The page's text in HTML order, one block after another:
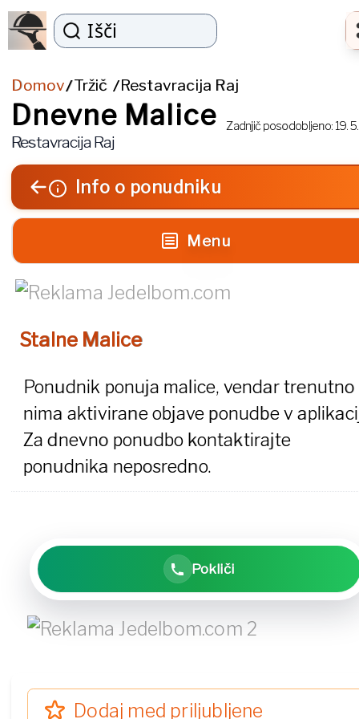
Išči
Domov/Tržič /Restavracija Raj
Dnevne Malice
Restavracija Raj
Zadnjič posodobljeno: 19.
Info o ponudniku
Menu
Stalne Malice
Ponudnik ponuja malice, vendar trenutno
nima aktivirane objave ponudbe v
Za dnevno ponudbo kontaktirajte
ponudnika neposredno.
Pokliči
Dodaj med priljubljene